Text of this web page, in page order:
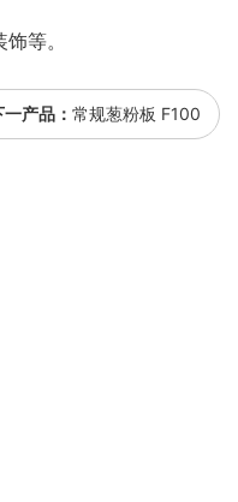
等。
一产品： 常规葱粉板 F100